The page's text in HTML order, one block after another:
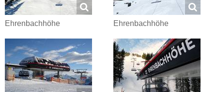
Ehrenbachhöhe Ehrenbachhöhe